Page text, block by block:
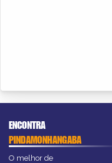
ENCONTRA
PINDAMONHANGABA
O melhor de